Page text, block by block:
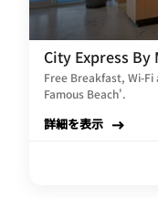
City Express
Free Breakfast, Wi-
Famous Beach'.
詳細を表示